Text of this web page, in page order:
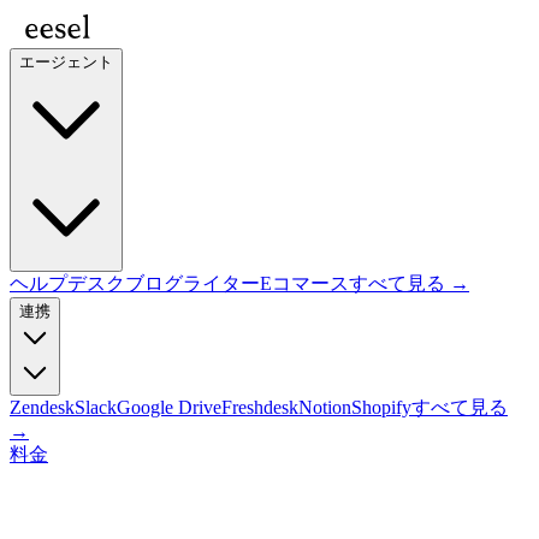
エージェント
ヘルプデスクブログライターEコマースすべて見る →
連携
ZendeskSlackGoogle DriveFreshdeskNotionShopifyすべて見る
→
料金